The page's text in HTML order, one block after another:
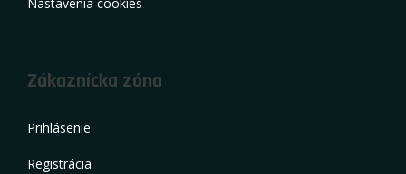
Zákaznícka zóna
Prihlásenie
Registrácia